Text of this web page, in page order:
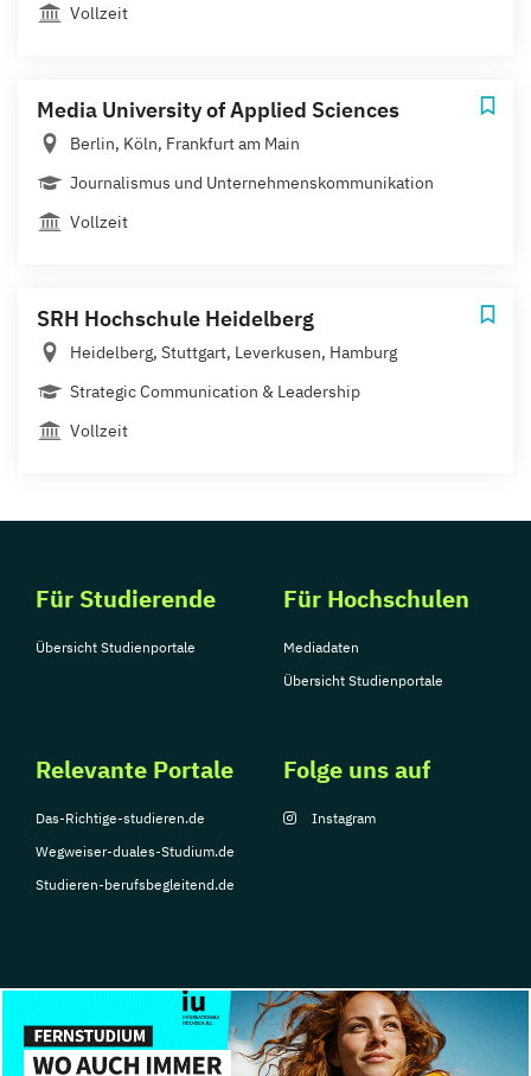
Vollzeit
Media University of Applied Sciences
Berlin, Köln, Frankfurt am Main
Journalismus und Unternehmenskommunikation
Vollzeit
SRH Hochschule Heidelberg
Heidelberg, Stuttgart, Leverkusen, Hamburg
Strategic Communication & Leadership
Vollzeit
Für Studierende
Übersicht Studienportale
Für Hochschulen
Mediadaten
Übersicht Studienportale
Relevante Portale
Das-Richtige-studieren.de
Wegweiser-duales-Studium.de
Studieren-berufsbegleitend.de
Folge uns auf
Instagram
© Copyright 2026, TarGroup Media GmbH